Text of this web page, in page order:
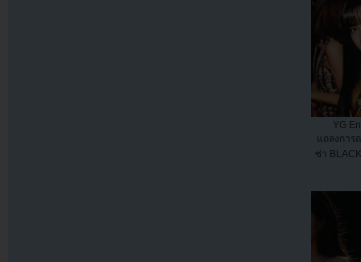
YG
แถลงการ
ซ่า